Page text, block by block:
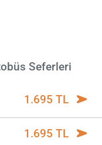
Seferleri
1.695 TL
1.695 TL